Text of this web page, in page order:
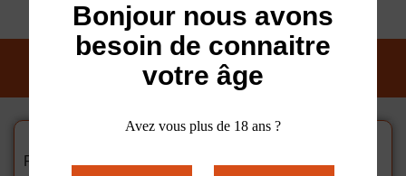
Bonjour nous avons
besoin de connaitre
votre âge
Avez vous plus de 18 ans ?
Podere Pradarolo, Velius Rosato, Rosé, 13,5%, 2018